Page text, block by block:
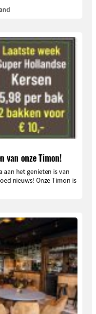
van onze Timon!
aan het genieten is van
nieuws! Onze Timon is